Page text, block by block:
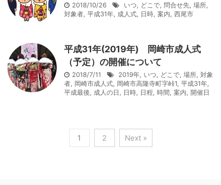
2018/10/26 いつ, どこで, 問合せ先, 場所,
対象者, 平成31年, 成人式, 日時, 案内, 西尾市
平成31年(2019年) 岡崎市成人式
（予定）の開催について
2018/7/11 2019年, いつ, どこで, 場所, 対象
者, 岡崎市成人式, 岡崎市高隆寺町字峠1, 平成31年,
平成最後, 成人の日, 日時, 日程, 時間, 案内, 開催日
1 2 Next »